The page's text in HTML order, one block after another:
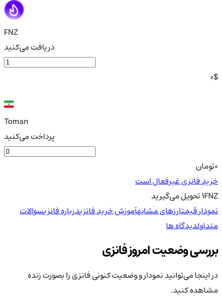
FNZ
دریافت می‌کنید
0$
Toman
پرداخت می‌کنید
تومان
خرید فانزی غیرفعال است
1FNZ تحویلمی‌گیرید
نمودار قیمتارزهای مشابهآموزش خرید فانزیدرباره فانزیسوالات
متداولدیدگاه ها
بررسی وضعیت امروز فانزی
در اینجا می‌توانید نمودار و وضعیت کنونی فانزی را بصورت زنده
مشاهده کنید.